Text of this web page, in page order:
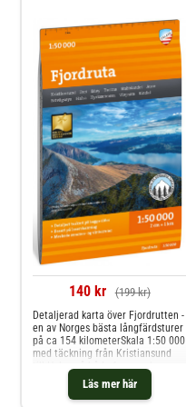
140 kr (199 kr)
Läs mer här
Detaljerad karta över Fjordrutten -
en av Norges bästa långfärdsturer
på ca 154 kilometerSkala 1:50 000
med täckning från Kristiansund
till Halsa på både fram- och
baksidaUnik detaljrikedom
baserad på data från flygburen